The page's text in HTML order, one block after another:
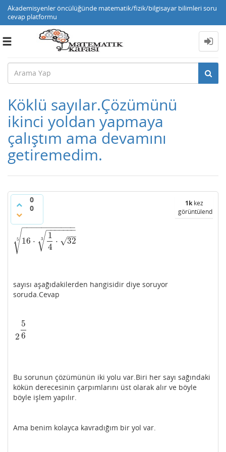
Akademisyenler öncülüğünde matematik/fizik/bilgisayar bilimleri soru
cevap platformu
Toggle
Köklü sayılar.Çözümünü
ikinci yoldan yapmaya
çalıştım ama devamını
getiremedim.
0
0
1kkez
görüntülendi
16 ⋅
1
4
⋅ 32
−−
√
− −
−−−−−
√
3
− −
−−−−−−−−−
√
5
16 ⋅14 323 5
sayısı aşağıdakilerden hangisidir diye soruyor
soruda.Cevap
2
5
6
2 56
Bu sorunun çözümünün iki yolu var.Biri her sayı sağındaki
kökün derecesinin çarpımlarını üst olarak alır ve böyle
böyle işlem yapılır.
Ama benim kolayca kavradığım bir yol var.